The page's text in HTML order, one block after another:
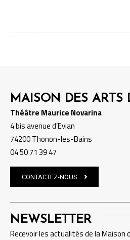
MAISON DES ARTS
Théâtre Maurice Novarina
4 bis avenue d’Evian
74200 Thonon-les-Bains
04 50 71 39 47
CONTACTEZ-NOUS
NEWSLETTER
Recevoir les actualités de la